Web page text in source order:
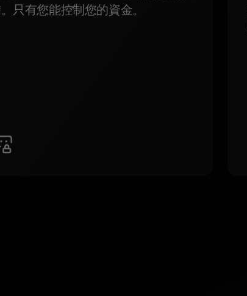
只有您能控制您的資金。